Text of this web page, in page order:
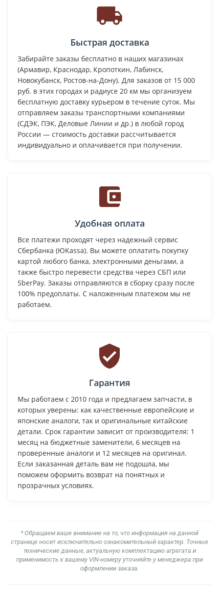
Быстрая доставка
Забирайте заказы бесплатно в наших магазинах
(Армавир, Краснодар, Кропоткин, Лабинск,
Новокубанск, Ростов-на-Дону). Для заказов от 15 000
руб. в этих городах и радиусе 20 км мы организуем
бесплатную доставку курьером в течение суток. Мы
отправляем заказы транспортными компаниями
(СДЭК, ПЭК, Деловые Линии и др.) в любой город
России — стоимость доставки рассчитывается
индивидуально и оплачивается при получении.
Удобная оплата
Все платежи проходят через надежный сервис
Сбербанка (ЮKassa). Вы можете оплатить покупку
картой любого банка, электронными деньгами, а
также быстро перевести средства через СБП или
SberPay. Заказы отправляются в сборку сразу после
100% предоплаты. С наложенным платежом мы не
работаем.
Гарантия
Мы работаем с 2010 года и предлагаем запчасти, в
которых уверены: как качественные европейские и
японские аналоги, так и оригинальные китайские
детали. Срок гарантии зависит от производителя: 1
месяц на бюджетные заменители, 6 месяцев на
проверенные аналоги и 12 месяцев на оригинал.
Если заказанная деталь вам не подошла, мы
поможем оформить возврат на понятных и
прозрачных условиях.
* Обращаем ваше внимание на то, что информация на данной
странице носит исключительно ознакомительный характер. Точные
технические данные, актуальную комплектацию агрегата и
применимость к вашему VIN-номеру уточняйте у менеджера при
оформлении заказа.